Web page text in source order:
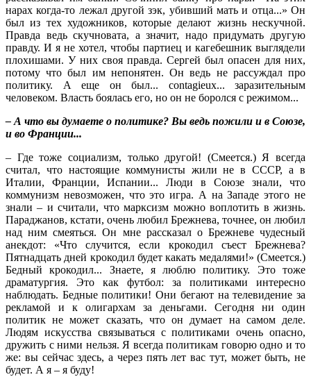
нарах когда-то лежал другой зэк, убивший мать и отца...» Он
был из тех художников, которые делают жизнь нескучной.
Правда ведь скучновата, а значит, надо придумать другую
правду. И я не хотел, чтобы партиец и кагебешник выглядели
плохишами. У них своя правда. Сергей был опасен для них,
потому что был им непонятен. Он ведь не рассуждал про
политику. А еще он был... contagieux... заразительным
человеком. Власть боялась его, но он не боролся с режимом...
– А что вы думаете о политике? Вы ведь пожили и в Союзе,
и во Франции...
– Где тоже социализм, только другой! (Смеется.) Я всегда
считал, что настоящие коммунисты жили не в СССР, а в
Италии, Франции, Испании... Люди в Союзе знали, что
коммунизм невозможен, что это игра. А на Западе этого не
знали – и считали, что марксизм можно воплотить в жизнь.
Параджанов, кстати, очень любил Брежнева, точнее, он любил
над ним смеяться. Он мне рассказал о Брежневе чудесный
анекдот: «Что случится, если крокодил съест Брежнева?
Пятнадцать дней крокодил будет какать медалями!» (Смеется.)
Бедный крокодил... Знаете, я люблю политику. Это тоже
драматургия. Это как футбол: за политиками интересно
наблюдать. Бедные политики! Они бегают на телевидение за
рекламой и к олигархам за деньгами. Сегодня ни один
политик не может сказать, что он думает на самом деле.
Людям искусства связываться с политиками очень опасно,
дружить с ними нельзя. Я всегда политикам говорю одно и то
же: вы сейчас здесь, а через пять лет вас тут, может быть, не
будет. А я – я буду!